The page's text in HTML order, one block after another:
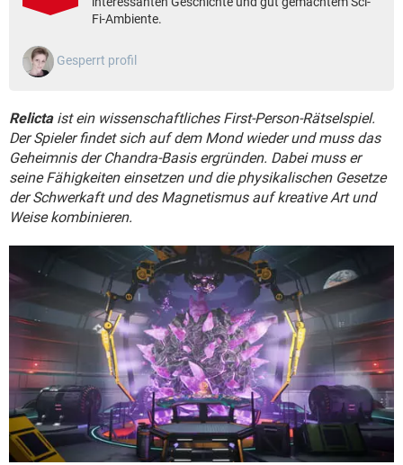
FACEBOOK HARDWARE
Fi-Ambiente.
Gesperrt profil
Relictaist ein wissenschaftliches First-Person-Rätselspiel.
Der Spieler findet sich auf dem Mond wieder und muss das
Geheimnis der Chandra-Basis ergründen. Dabei muss er
seine Fähigkeiten einsetzen und die physikalischen Gesetze
der Schwerkaft und des Magnetismus auf kreative Art und
Weise kombinieren.